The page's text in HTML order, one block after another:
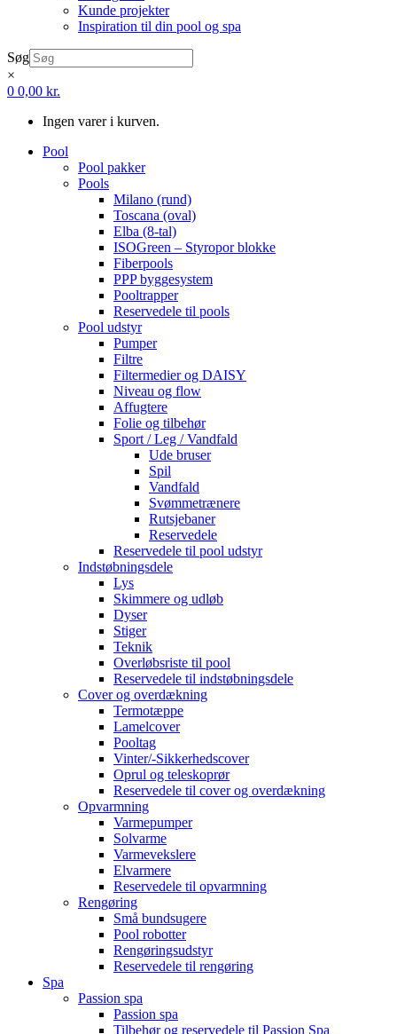
Kunde projekter
Inspiration til din pool og spa
Søg
×
0 0,00 kr.
Ingen varer i kurven.
Pool
Pool pakker
Pools
Milano (rund)
Toscana (oval)
Elba (8-tal)
ISOGreen – Styropor blokke
Fiberpools
PPP byggesystem
Pooltrapper
Reservedele til pools
Pool udstyr
Pumper
Filtre
Filtermedier og DAISY
Niveau og flow
Affugtere
Folie og tilbehør
Sport / Leg / Vandfald
Ude bruser
Spil
Vandfald
Svømmetrænere
Rutsjebaner
Reservedele
Reservedele til pool udstyr
Indstøbningsdele
Lys
Skimmere og udløb
Dyser
Stiger
Teknik
Overløbsriste til pool
Reservedele til indstøbningsdele
Cover og overdækning
Termotæppe
Lamelcover
Pooltag
Vinter/-Sikkerhedscover
Oprul og teleskoprør
Reservedele til cover og overdækning
Opvarmning
Varmepumper
Solvarme
Varmevekslere
Elvarmere
Reservedele til opvarmning
Rengøring
Små bundsugere
Pool robotter
Rengøringsudstyr
Reservedele til rengøring
Spa
Passion spa
Passion spa
Tilbehør og reservedele til Passion Spa